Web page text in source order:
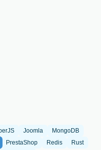
Joomla
MongoDB
PrestaShop Redis
Rust